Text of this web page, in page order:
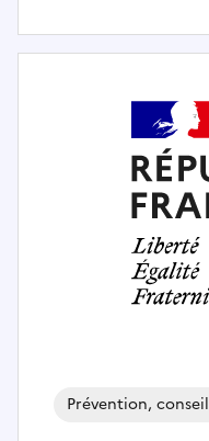
Prévention,